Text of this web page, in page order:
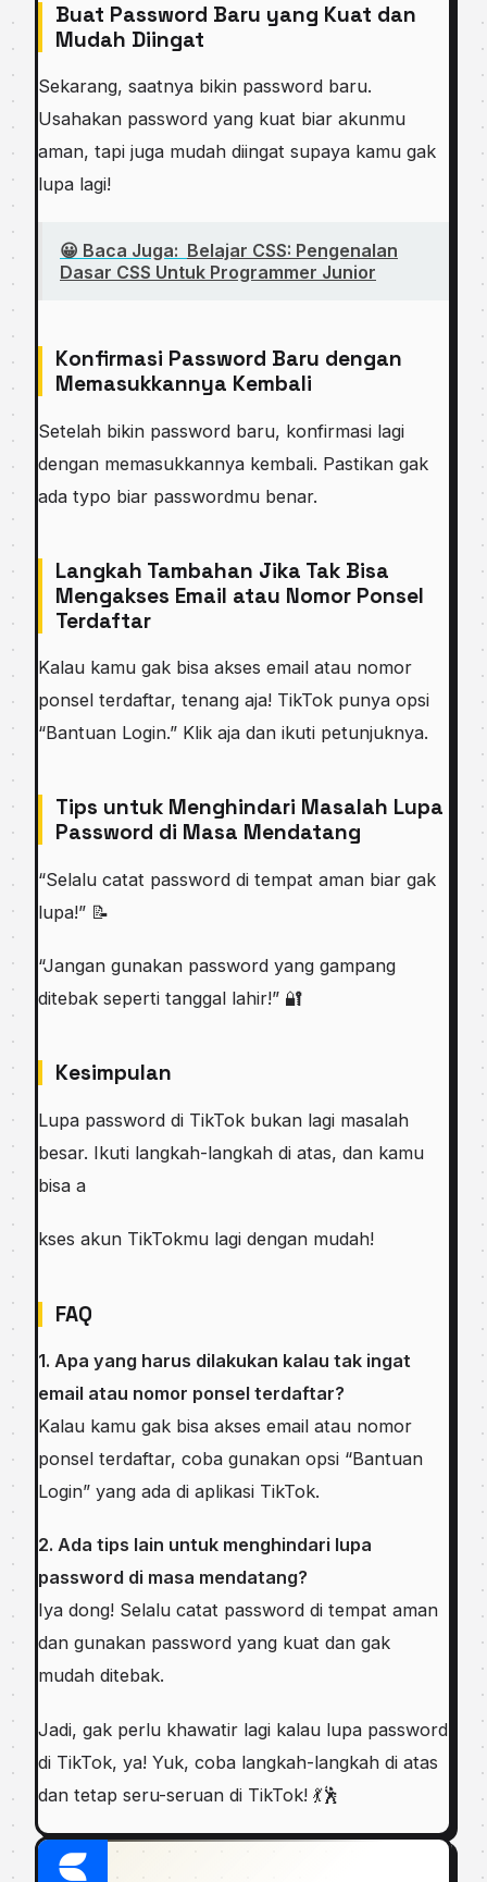
Buat Password Baru yang Kuat dan
Mudah Diingat
Sekarang, saatnya bikin password baru.
Usahakan password yang kuat biar akunmu
aman, tapi juga mudah diingat supaya kamu gak
lupa lagi!
😀 Baca Juga: Belajar CSS: Pengenalan
Dasar CSS Untuk Programmer Junior
Konfirmasi Password Baru dengan
Memasukkannya Kembali
Setelah bikin password baru, konfirmasi lagi
dengan memasukkannya kembali. Pastikan gak
ada typo biar passwordmu benar.
Langkah Tambahan Jika Tak Bisa
Mengakses Email atau Nomor Ponsel
Terdaftar
Kalau kamu gak bisa akses email atau nomor
ponsel terdaftar, tenang aja! TikTok punya opsi
“Bantuan Login.” Klik aja dan ikuti petunjuknya.
Tips untuk Menghindari Masalah Lupa
Password di Masa Mendatang
“Selalu catat password di tempat aman biar gak
lupa!” 📝
“Jangan gunakan password yang gampang
ditebak seperti tanggal lahir!” 🔐
Kesimpulan
Lupa password di TikTok bukan lagi masalah
besar. Ikuti langkah-langkah di atas, dan kamu
bisa a
kses akun TikTokmu lagi dengan mudah!
FAQ
1. Apa yang harus dilakukan kalau tak ingat
email atau nomor ponsel terdaftar?
Kalau kamu gak bisa akses email atau nomor
ponsel terdaftar, coba gunakan opsi “Bantuan
Login” yang ada di aplikasi TikTok.
2. Ada tips lain untuk menghindari lupa
password di masa mendatang?
Iya dong! Selalu catat password di tempat aman
dan gunakan password yang kuat dan gak
mudah ditebak.
Jadi, gak perlu khawatir lagi kalau lupa password
di TikTok, ya! Yuk, coba langkah-langkah di atas
dan tetap seru-seruan di TikTok! 💃🕺